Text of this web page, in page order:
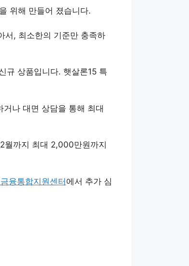
위해 만들어 졌습니다.
서, 최소한의 기준만 충족하
규 상품입니다. 햇살론15 특
나 대면 상담을 통해 최대
월까지 최대 2,000만원까지
융통합지원센터에서 추가 심